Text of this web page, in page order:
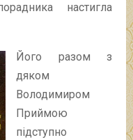
настигла
Його разом з
дяком
Володимиром
Приймою
підступно